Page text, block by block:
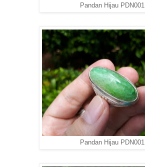
Pandan Hijau PDN001
Pandan Hijau PDN001